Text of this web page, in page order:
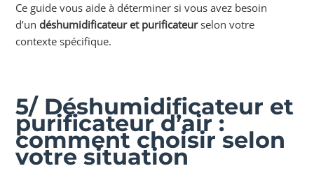
Ce guide vous aide à déterminer si vous avez besoin
d’undéshumidificateur et purificateurselon votre
contexte spécifique.
5/ Déshumidificateur et
purificateur d’air :
comment choisir selon
votre situation